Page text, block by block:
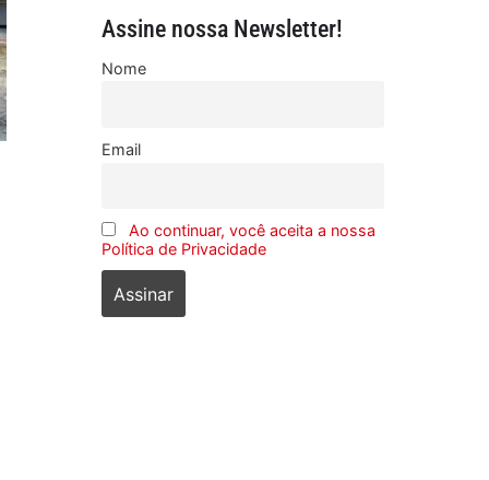
Assine nossa Newsletter!
Nome
Email
Ao continuar, você aceita a nossa
Política de Privacidade